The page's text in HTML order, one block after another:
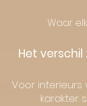
Waar
Het
Voor interieurs
karakter